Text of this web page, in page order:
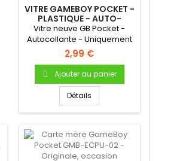
VITRE GAMEBOY POCKET -
PLASTIQUE - AUTO-
ADHÉSIVE
Vitre neuve GB Pocket -
Autocollante - Uniquement
pour Gameboy Pocket
(avec...
2,99 €
Ajouter au panier
Détails